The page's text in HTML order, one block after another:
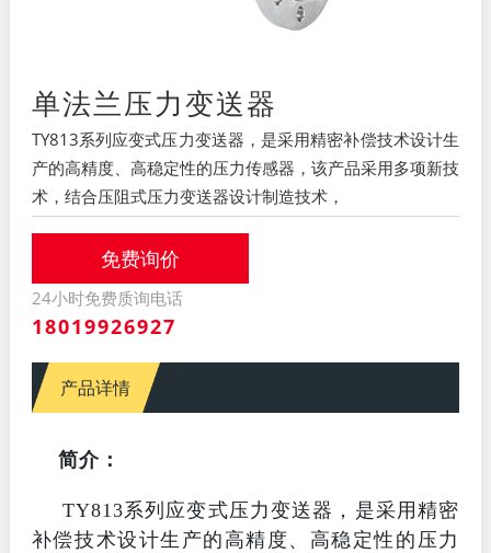
单法兰压力变送器
TY813系列应变式压力变送器，是采用精密补偿技术设计生
产的高精度、高稳定性的压力传感器，该产品采用多项新技
术，结合压阻式压力变送器设计制造技术，
免费询价
24小时免费质询电话
18019926927
产品详情
简介：
TY813系列应变式压力变送器，是采用精密
补偿技术设计生产的高精度、高稳定性的压力